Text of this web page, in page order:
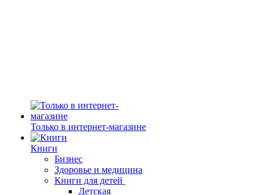
Только в интернет-магазине
Книги
Бизнес
Здоровье и медицина
Книги для детей
Детская